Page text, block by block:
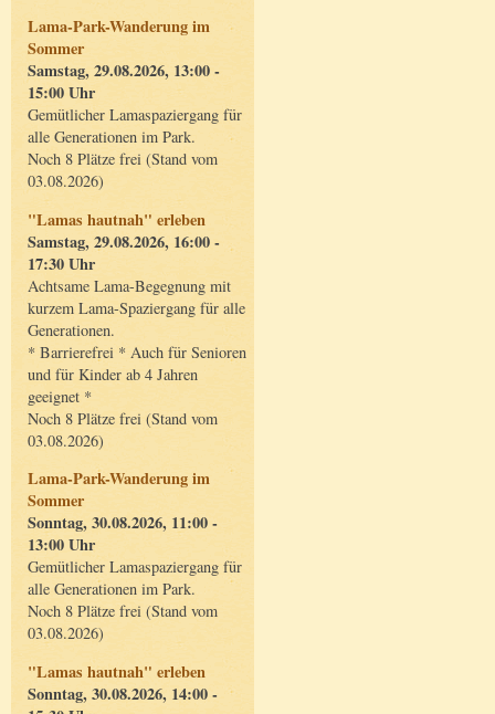
Lama-Park-Wanderung im
Sommer
Samstag, 29.08.2026, 13:00 -
15:00 Uhr
Gemütlicher Lamaspaziergang für
alle Generationen im Park.
Noch 8 Plätze frei (Stand vom
03.08.2026)
"Lamas hautnah" erleben
Samstag, 29.08.2026, 16:00 -
17:30 Uhr
Achtsame Lama-Begegnung mit
kurzem Lama-Spaziergang für alle
Generationen.
* Barrierefrei * Auch für Senioren
und für Kinder ab 4 Jahren
geeignet *
Noch 8 Plätze frei (Stand vom
03.08.2026)
Lama-Park-Wanderung im
Sommer
Sonntag, 30.08.2026, 11:00 -
13:00 Uhr
Gemütlicher Lamaspaziergang für
alle Generationen im Park.
Noch 8 Plätze frei (Stand vom
03.08.2026)
"Lamas hautnah" erleben
Sonntag, 30.08.2026, 14:00 -